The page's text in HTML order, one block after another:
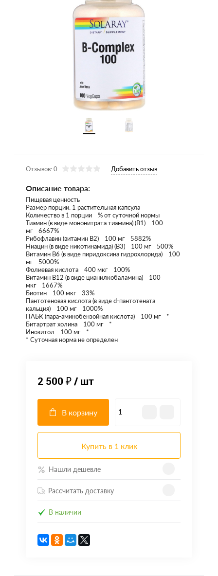
Отзывов: 0 Добавить отзыв
Описание товара:
Пищевая ценность
Размер порции: 1 растительная капсула
Количество в 1 порции % от суточной нормы
Тиамин (в виде мононитрата тиамина) (B1) 100
мг 6667%
Рибофлавин (витамин B2) 100 мг 5882%
Ниацин (в виде никотинамида) (B3) 100 мг 500%
Витамин В6 (в виде пиридоксина гидрохлорида) 100
мг 5000%
Фолиевая кислота 400 мкг 100%
Витамин B12 (в виде цианилкобаламина) 100
мкг 1667%
Биотин 100 мкг 33%
Пантотеновая кислота (в виде d-пантотената
кальция) 100 мг 1000%
ПАБК (пара-аминобензойная кислота) 100 мг *
Битартрат холина 100 мг *
Инозитол 100 мг *
* Суточная норма не определен
2 500 ₽/ шт
В корзину
Купить в 1 клик
Нашли дешевле
Рассчитать доставку
В наличии